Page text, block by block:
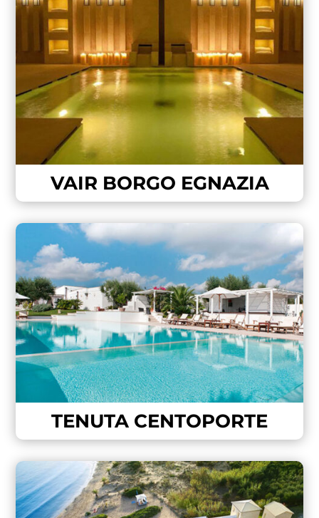
VAIR BORGO EGNAZIA
TENUTA CENTOPORTE